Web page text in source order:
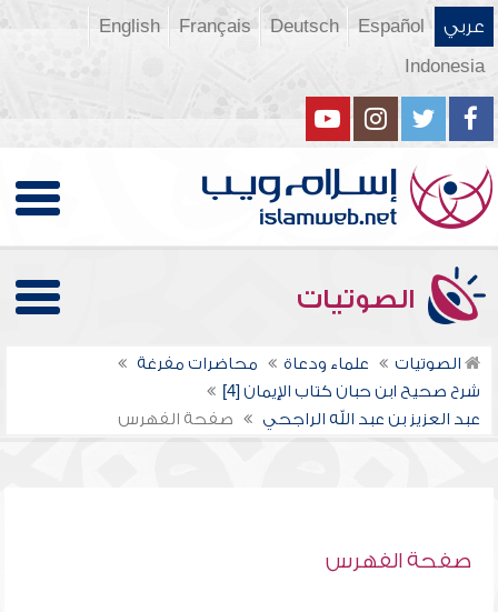
عربي Español
Deutsch
Français
English
Indonesia
الصوتيات
الصوتيات علماء ودعاة
محاضرات مفرغة
شرح صحيح ابن حبان كتاب الإيمان [4]
عبد العزيز بن عبد الله الراجحي
صفحة الفهرس
صفحة الفهرس